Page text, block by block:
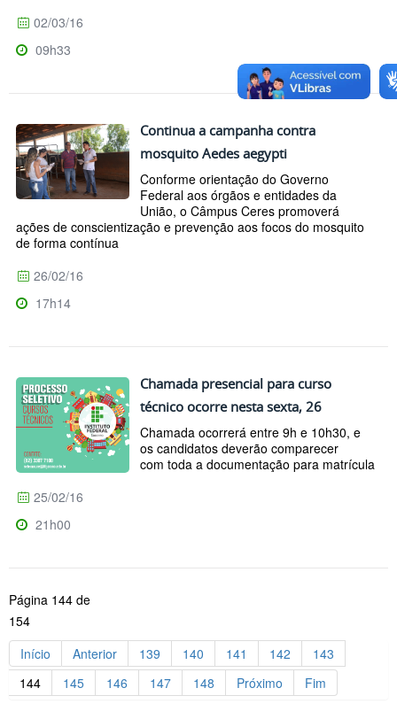
02/03/16
09h33
Continua a campanha contra
mosquito Aedes aegypti
Conforme orientação do Governo
Federal aos órgãos e entidades da
União, o Câmpus Ceres promoverá
ações de conscientização e prevenção aos focos do mosquito
de forma contínua
26/02/16
17h14
Chamada presencial para curso
técnico ocorre nesta sexta, 26
Chamada ocorrerá entre 9h e 10h30, e
os candidatos deverão comparecer
com toda a documentação para matrícula
25/02/16
21h00
Página 144 de
154
Início
Anterior 139 140 141 142
143
144
145 146 147 148 Próximo Fim